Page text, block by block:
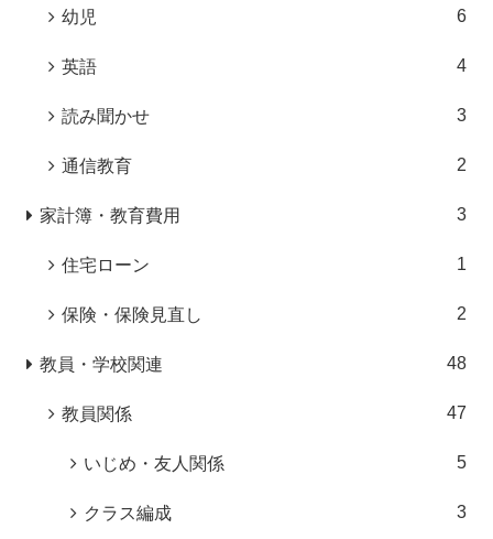
幼児 6
英語 4
読み聞かせ 3
通信教育 2
家計簿・教育費用 3
住宅ローン 1
保険・保険見直し 2
教員・学校関連 48
教員関係 47
いじめ・友人関係 5
クラス編成 3